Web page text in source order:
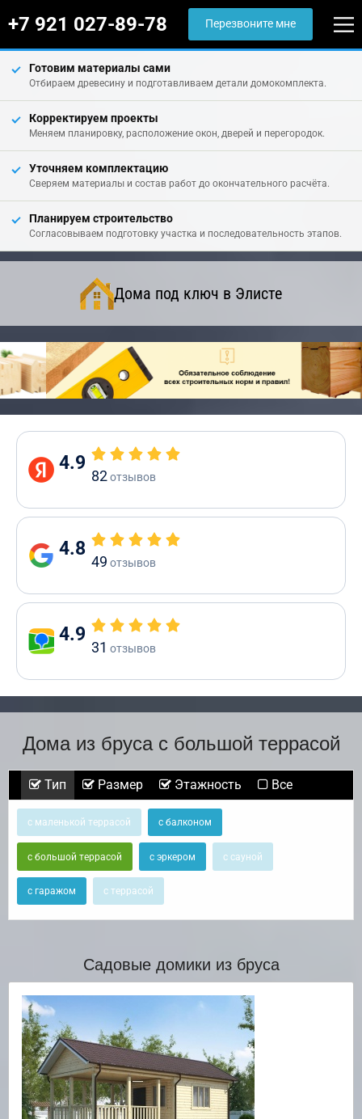
+7 921 027-89-78 Перезвоните мне
Готовим материалы сами
Отбираем древесину и подготавливаем детали домокомплекта.
Корректируем проекты
Меняем планировку, расположение окон, дверей и перегородок.
Уточняем комплектацию
Сверяем материалы и состав работ до окончательного расчёта.
Планируем строительство
Согласовываем подготовку участка и последовательность этапов.
Дома под ключ в Элисте
4.9
82отзывов
4.8
49 отзывов
4.9
31 отзывов
Дома из бруса с большой террасой
Тип Размер Этажность Все
с маленькой террасой с балконом
с большой террасой с эркером с сауной
с гаражом с террасой
Садовые домики из бруса